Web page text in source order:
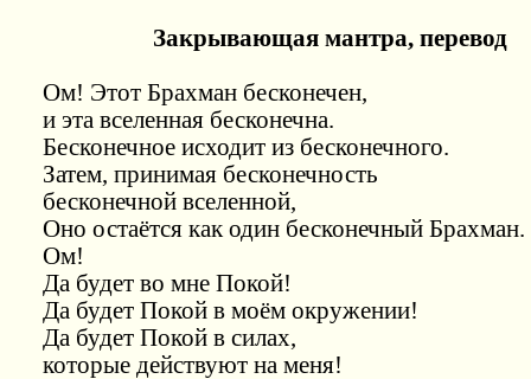
Закрывающая мантра, перевод
Ом! Этот Брахман бесконечен,
и эта вселенная бесконечна.
Бесконечное исходит из бесконечного.
Затем, принимая бесконечность
бесконечной вселенной,
Оно остаётся как один бесконечный Брахман.
Ом!
Да будет во мне Покой!
Да будет Покой в моём окружении!
Да будет Покой в силах,
которые действуют на меня!